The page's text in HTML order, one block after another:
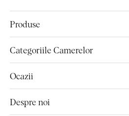
Produse
Categoriile Camerelor
Ocazii
Despre noi